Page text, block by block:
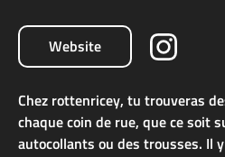
Website
Chez rottenricey, tu trouveras
chaque coin de rue, que ce soit
autocollants ou des trousses. Il